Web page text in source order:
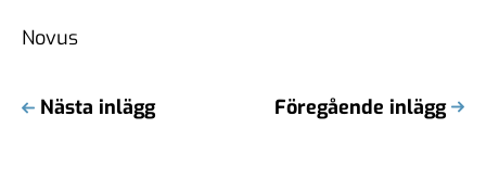
Novus
Nästa inlägg Föregående inlägg